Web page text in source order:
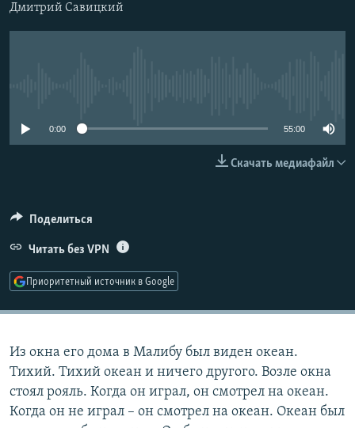
навигации
Вернутся
IDEL.РЕАЛИИ
РАСПИСАНИЕ ВЕЩАНИЯ
Дмитрий Савицкий
0:00 55:00
Скачать медиафайл
Поделиться
Читать без VPN
Приоритетный источник в Google
Из окна его дома в Малибу был виден океан.
Тихий. Тихий океан и ничего другого. Возле окна
стоял рояль. Когда он играл, он смотрел на океан.
Когда он не играл – он смотрел на океан. Океан был